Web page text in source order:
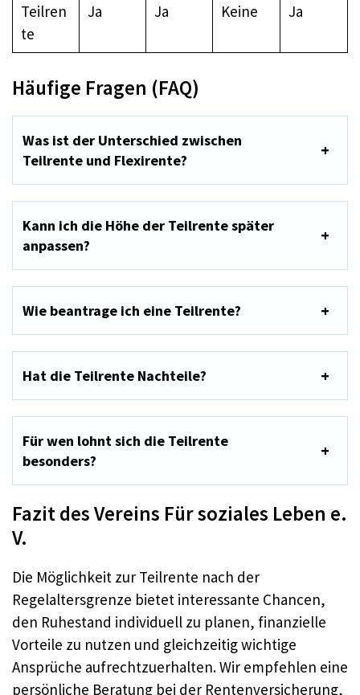
Teilren
te
Ja Ja Keine Ja
Häufige Fragen (FAQ)
Was ist der Unterschied zwischen
Teilrente und Flexirente?
Kann ich die Höhe der Teilrente später
anpassen?
Wie beantrage ich eine Teilrente?
Hat die Teilrente Nachteile?
Für wen lohnt sich die Teilrente
besonders?
Fazit des Vereins Für soziales Leben e.
V.
Die Möglichkeit zur Teilrente nach der
Regelaltersgrenze bietet interessante Chancen,
den Ruhestand individuell zu planen, finanzielle
Vorteile zu nutzen und gleichzeitig wichtige
Ansprüche aufrechtzuerhalten. Wir empfehlen eine
persönliche Beratung bei der Rentenversicherung,